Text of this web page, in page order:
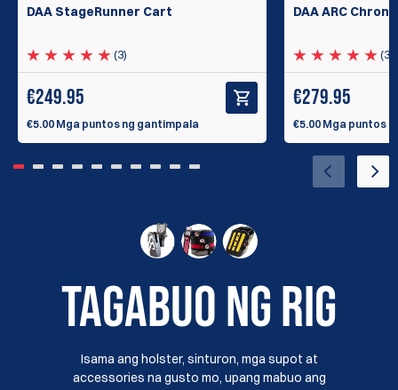
DAA StageRunner Cart
(3)
€249.95
€5.00 Mga puntos ng gantimpala
DAA ARC
(3)
€279.95
€5.00 Mga puntos
TAGABUO NG RIG
Isama ang holster, sinturon, mga supot at
accessories na gusto mo, upang mabuo ang